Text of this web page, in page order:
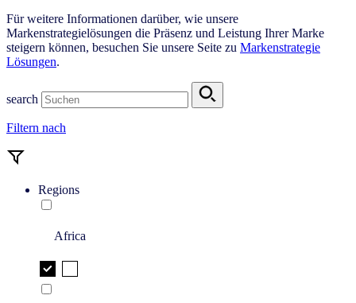
Für weitere Informationen darüber, wie unsere
Markenstrategielösungen die Präsenz und Leistung Ihrer Marke
steigern können, besuchen Sie unsere Seite zu Markenstrategie
Lösungen.
search
Filtern nach
Regions
Africa